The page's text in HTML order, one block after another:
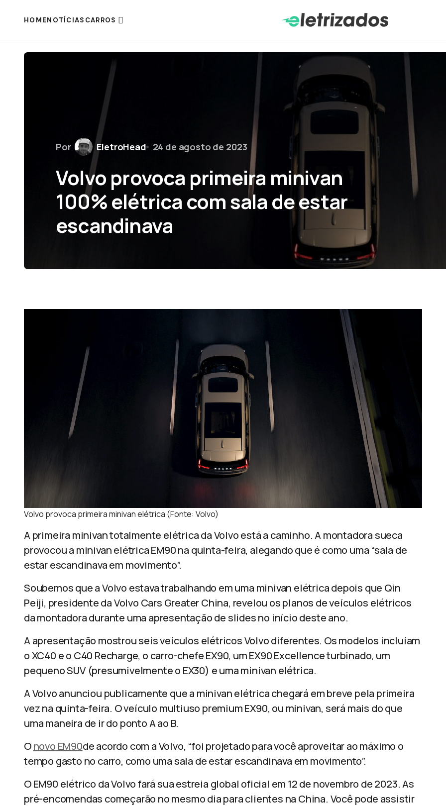
HOMENOTÍCIAS CARROS
Por EletroHead 24 de agosto de 2023
Volvo provoca primeira minivan
100% elétrica com sala de estar
escandinava
Volvo provoca primeira minivan elétrica (Fonte: Volvo)
A primeira minivan totalmente elétrica da Volvo está a caminho. A montadora sueca
provocou a minivan elétrica EM90 na quinta-feira, alegando que é como uma “sala de
estar escandinava em movimento”.
Soubemos que a Volvo estava trabalhando em uma minivan elétrica depois que Qin
Peiji, presidente da Volvo Cars Greater China, revelou os planos de veículos elétricos
da montadora durante uma apresentação de slides no início deste ano.
A apresentação mostrou seis veículos elétricos Volvo diferentes. Os modelos incluíam
o XC40 e o C40 Recharge, o carro-chefe EX90, um EX90 Excellence turbinado, um
pequeno SUV (presumivelmente o EX30) e uma minivan elétrica.
A Volvo anunciou publicamente que a minivan elétrica chegará em breve pela primeira
vez na quinta-feira. O veículo multiuso premium EX90, ou minivan, será mais do que
uma maneira de ir do ponto A ao B.
Onovo EM90de acordo com a Volvo, “foi projetado para você aproveitar ao máximo o
tempo gasto no carro, como uma sala de estar escandinava em movimento”.
O EM90 elétrico da Volvo fará sua estreia global oficial em 12 de novembro de 2023. As
pré-encomendas começarão no mesmo dia para clientes na China. Você pode assistir